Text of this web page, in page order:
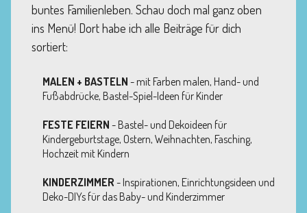
buntes Familienleben. Schau doch mal ganz oben
ins Menü! Dort habe ich alle Beiträge für dich
sortiert:
MALEN + BASTELN - mit Farben malen, Hand- und
Fußabdrücke, Bastel-Spiel-Ideen für Kinder
FESTE FEIERN - Bastel- und Dekoideen für
Kindergeburtstage, Ostern, Weihnachten, Fasching,
Hochzeit mit Kindern
KINDERZIMMER - Inspirationen, Einrichtungsideen und
Deko-DIYs für das Baby- und Kinderzimmer